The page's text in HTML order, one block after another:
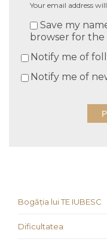
Your email address
Save my
browser for
Notify me of
Notify me of
Bogăția lui TE IUBESC
Dificultatea